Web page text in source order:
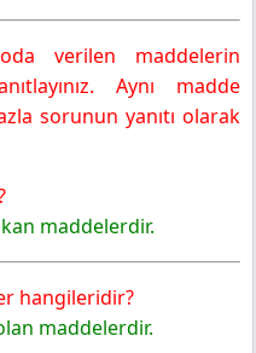
verilen maddelerin
Aynı madde
sorunun yanıtı olarak
maddelerdir.
hangileridir?
maddelerdir.